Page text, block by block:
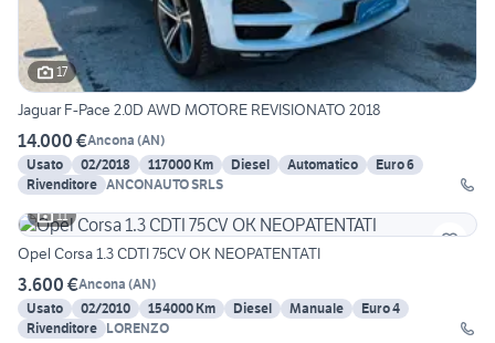
17
Jaguar F-Pace 2.0D AWD MOTORE REVISIONATO 2018
14.000 €Ancona (AN)
Usato
02/2018 117000 Km Diesel Automatico
Euro 6
Rivenditore ANCONAUTO SRLS
11
Opel Corsa 1.3 CDTI 75CV OK NEOPATENTATI
3.600 €Ancona (AN)
Usato
02/2010 154000 Km Diesel Manuale
Euro 4
Rivenditore LORENZO